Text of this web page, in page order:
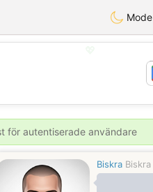
Mode
för autentiserade användare
Biskra Biskra